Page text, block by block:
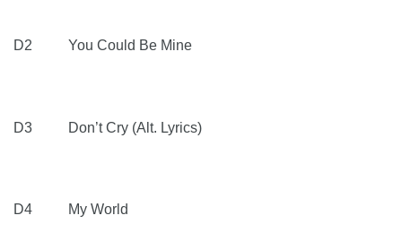
D2 You Could Be Mine
D3 Don’t Cry (Alt. Lyrics)
D4 My World